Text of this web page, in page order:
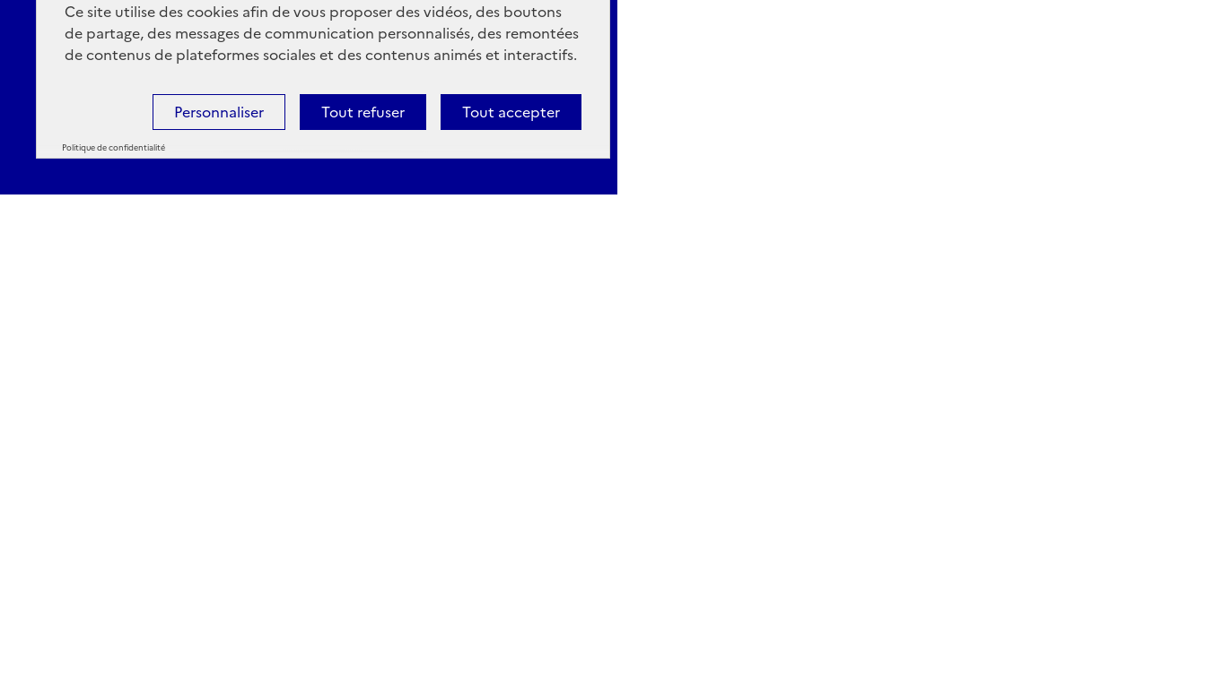
Ce site utilise des cookies afin de vous proposer des vidéos, des boutons
de partage, des messages de communication personnalisés, des remontées
de contenus de plateformes sociales et des contenus animés et interactifs.
Tout accepter
Tout refuser
Personnaliser
Politique de confidentialité